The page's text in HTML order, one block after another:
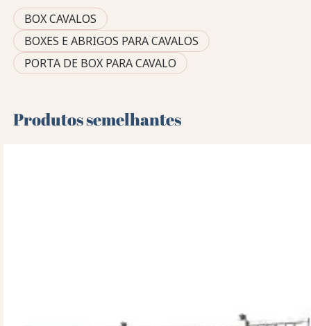
BOX CAVALOS
BOXES E ABRIGOS PARA CAVALOS
PORTA DE BOX PARA CAVALO
Produtos semelhantes